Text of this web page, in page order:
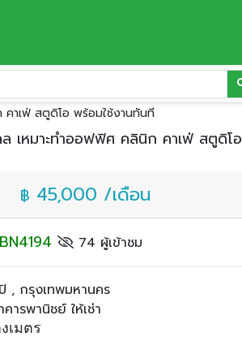
คาเฟ่ สตูดิโอ พร้อมใช้งานทันที
เหมาะทำออฟฟิศ คลินิก คาเฟ่ สตูดิโอ
฿ 45,000 /เดือน
74 ผู้เข้าชม
, กรุงเทพมหานคร
รพานิชย์ ให้เช่า
เมตร